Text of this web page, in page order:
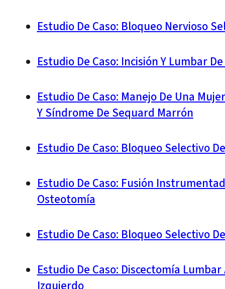
Estudio De Caso: Bloqueo Nervioso
Estudio De Caso: Incisión Y Lumbar
Estudio De Caso: Manejo De Una
Y Síndrome De Sequard Marrón
Estudio De Caso: Bloqueo Selectivo
Estudio De Caso: Fusión
Osteotomía
Estudio De Caso: Bloqueo Selectivo
Estudio De Caso: Discectomía